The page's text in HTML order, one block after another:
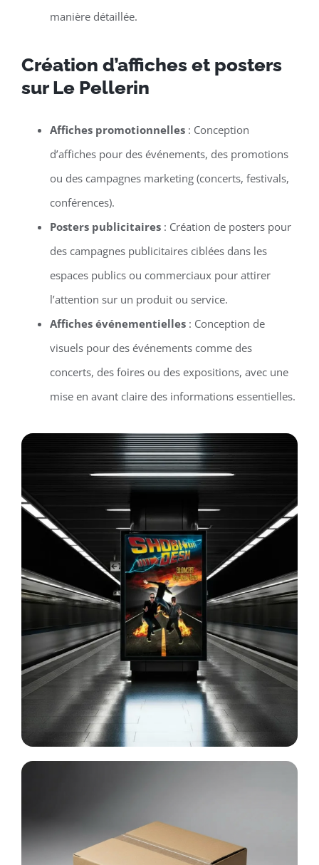
manière détaillée.
Création d’affiches et posters
sur Le Pellerin
Affiches promotionnelles: Conception
d’affiches pour des événements, des promotions
ou des campagnes marketing (concerts, festivals,
conférences).
Posters publicitaires: Création de posters pour
des campagnes publicitaires ciblées dans les
espaces publics ou commerciaux pour attirer
l’attention sur un produit ou service.
Affiches événementielles: Conception de
visuels pour des événements comme des
concerts, des foires ou des expositions, avec une
mise en avant claire des informations essentielles.